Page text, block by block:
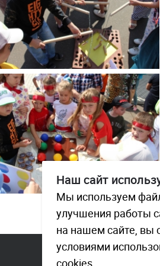
Наш сайт
Мы используем
улучшения работы
на нашем сайте, вы
условиями
cookies.